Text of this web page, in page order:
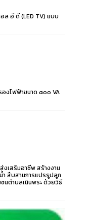
ล อี ดี (LED TV) แบบ
องไฟฟ้าขนาด ๘๐๐ VA
เสริมอาชีพ สร้างงาน
ำ สืบสานการแปรรูปลูก
ตำบลเนินพระ ด้วยวิธี